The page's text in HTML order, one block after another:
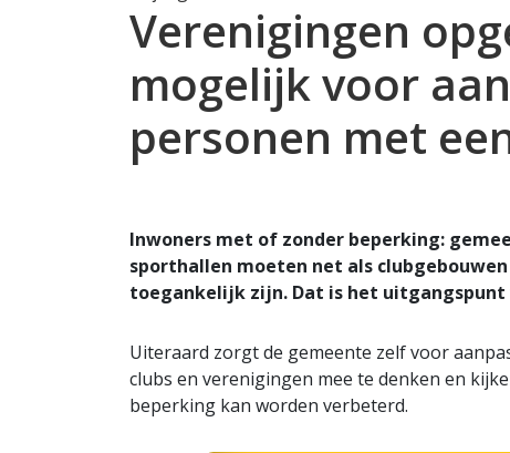
Verenigingen
mogelijk voor
personen met
Inwoners met of zonder beperking:
sporthallen moeten net als
toegankelijk zijn. Dat is het uitgangspunt
Uiteraard zorgt de gemeente zelf voor
clubs en verenigingen mee te denken en
beperking kan worden verbeterd.